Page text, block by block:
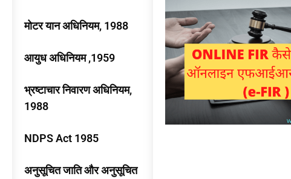
मोटर यान अधिनियम, 1988
आयुध अधिनियम ,1959
भ्रष्टाचार निवारण अधिनियम,
1988
NDPS Act 1985
अनुसूचित जाति और अनुसूचित